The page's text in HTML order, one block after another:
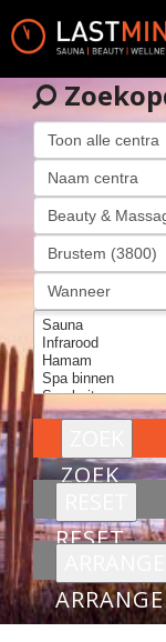
ZOEK
RESET